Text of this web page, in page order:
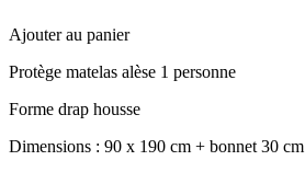
Ajouter au panier
Protège matelas alèse 1 personne
Forme drap housse
Dimensions : 90 x 190 cm + bonnet 30 cm